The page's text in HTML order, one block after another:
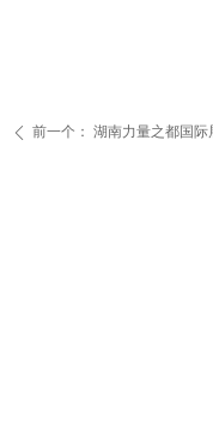
ꄴ 前一个： 湖南力量之都国际